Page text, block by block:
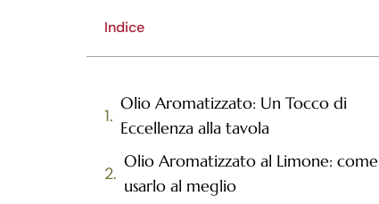
Indice
Olio Aromatizzato: Un Tocco di
Eccellenza alla tavola
Olio Aromatizzato al Limone: come
usarlo al meglio